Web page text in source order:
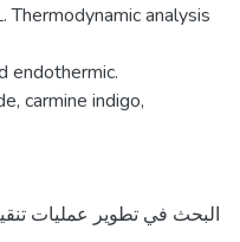
analysis
endothermic.
carmine indigo,
البحث في تطوير عمليات